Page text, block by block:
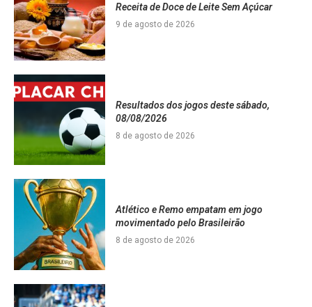
Receita de Doce de Leite Sem Açúcar
9 de agosto de 2026
Resultados dos jogos deste sábado,
08/08/2026
8 de agosto de 2026
Atlético e Remo empatam em jogo
movimentado pelo Brasileirão
8 de agosto de 2026